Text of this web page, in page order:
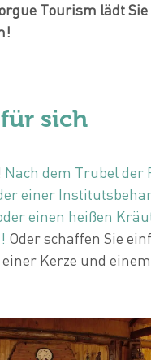
Tourism lädt Sie
sich
Nach dem Trubel der
einer
einen heißen
Oder schaffen Sie
Kerze und einem